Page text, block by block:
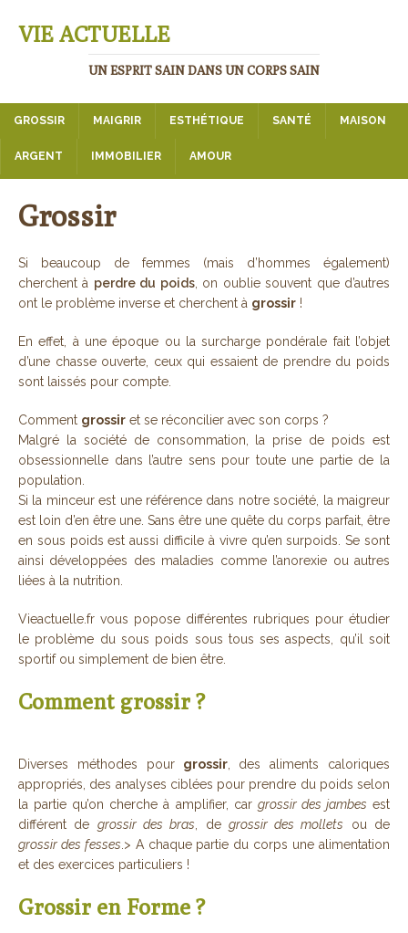
VIE ACTUELLE
UN ESPRIT SAIN DANS UN CORPS SAIN
GROSSIR MAIGRIR ESTHÉTIQUE SANTÉ MAISON
ARGENT IMMOBILIER AMOUR
Grossir
Si beaucoup de femmes (mais d’hommes également)
cherchent à perdre du poids, on oublie souvent que d’autres
ont le problème inverse et cherchent à grossir !
En effet, à une époque ou la surcharge pondérale fait l’objet
d’une chasse ouverte, ceux qui essaient de prendre du poids
sont laissés pour compte.
Comment grossir et se réconcilier avec son corps ?
Malgré la société de consommation, la prise de poids est
obsessionnelle dans l’autre sens pour toute une partie de la
population.
Si la minceur est une référence dans notre société, la maigreur
est loin d’en être une. Sans être une quête du corps parfait, être
en sous poids est aussi difficile à vivre qu’en surpoids. Se sont
ainsi développées des maladies comme l’anorexie ou autres
liées à la nutrition.
Vieactuelle.fr vous popose différentes rubriques pour étudier
le problème du sous poids sous tous ses aspects, qu’il soit
sportif ou simplement de bien être.
Comment grossir ?
Diverses méthodes pourgrossir, des aliments caloriques
appropriés, des analyses ciblées pour prendre du poids selon
la partie qu’on cherche à amplifier, car grossir des jambes est
différent de grossir des bras , de grossir des mollets ou de
grossir des fesses .> A chaque partie du corps une alimentation
et des exercices particuliers !
Grossir en Forme ?